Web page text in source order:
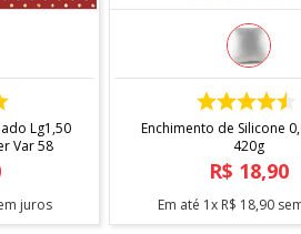
praças e residências.
Lg1,50
Natal Hohoho C/glitter Var 58
juros
COMPRAR
Enchimento de Silicone
420g
R$ 18,90
Em até 1x R$ 18,90